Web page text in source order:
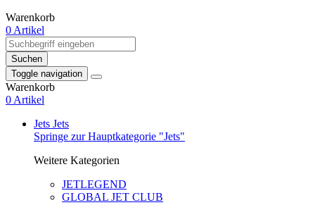
Warenkorb
0 Artikel
Suchen
Toggle navigation
Warenkorb
0 Artikel
Jets Jets
Springe zur Hauptkategorie "Jets"
Weitere Kategorien
JETLEGEND
GLOBAL JET CLUB